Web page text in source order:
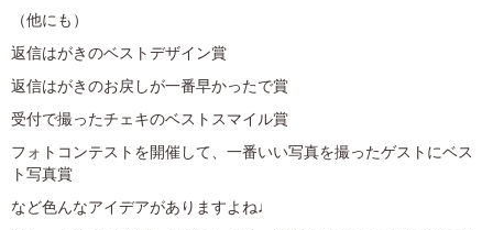
（他にも）
返信はがきのベストデザイン賞
返信はがきのお戻しが一番早かったで賞
受付で撮ったチェキのベストスマイル賞
フォトコンテストを開催して、一番いい写真を撮ったゲストにベス
ト写真賞
など色んなアイデアがありますよね♩